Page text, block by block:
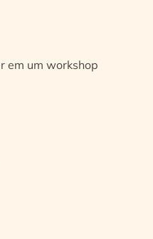
em um workshop